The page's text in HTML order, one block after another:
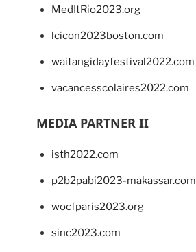
MedItRio2023.org
lcicon2023boston.com
waitangidayfestival2022.com
vacancesscolaires2022.com
MEDIA PARTNER II
isth2022.com
p2b2pabi2023-makassar.com
wocfparis2023.org
sinc2023.com